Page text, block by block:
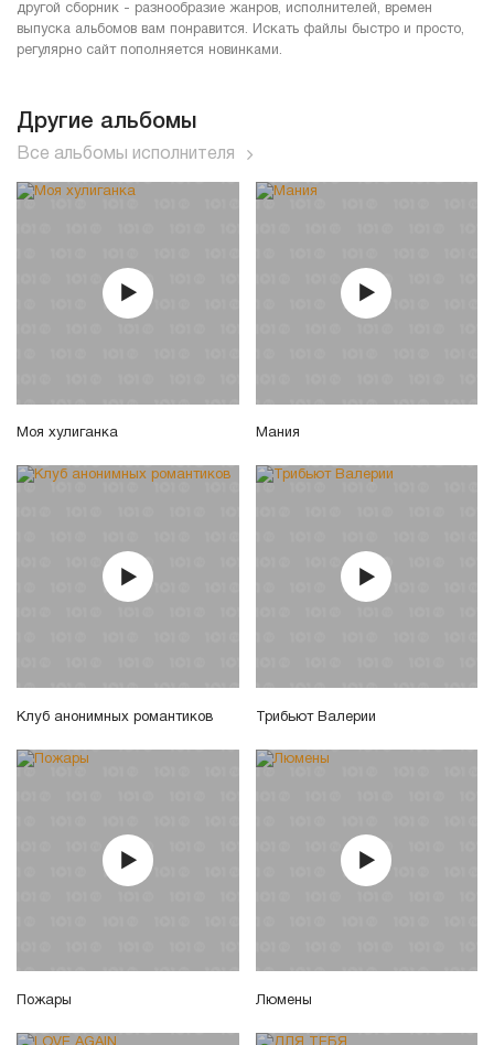
другой сборник - разнообразие жанров, исполнителей, времен
выпуска альбомов вам понравится. Искать файлы быстро и просто,
регулярно сайт пополняется новинками.
Другие альбомы
Все альбомы исполнителя
Моя хулиганка Мания
Клуб анонимных романтиков Трибьют Валерии
Пожары Люмены